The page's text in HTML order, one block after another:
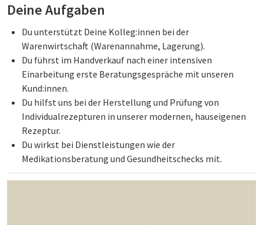
Deine Aufgaben
Du unterstützt Deine Kolleg:innen bei der
Warenwirtschaft (Warenannahme, Lagerung).
Du führst im Handverkauf nach einer intensiven
Einarbeitung erste Beratungsgespräche mit unseren
Kund:innen.
Du hilfst uns bei der Herstellung und Prüfung von
Individualrezepturen in unserer modernen, hauseigenen
Rezeptur.
Du wirkst bei Dienstleistungen wie der
Medikationsberatung und Gesundheitschecks mit.